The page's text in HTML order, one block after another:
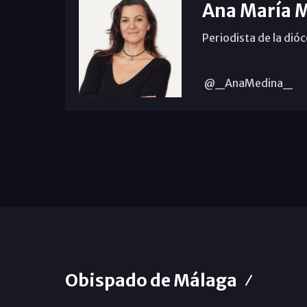
Ana María
Periodista de la
@_AnaMedina_
Obispado de Málaga